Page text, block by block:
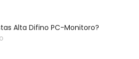
Alta Difino PC-Monitoro?